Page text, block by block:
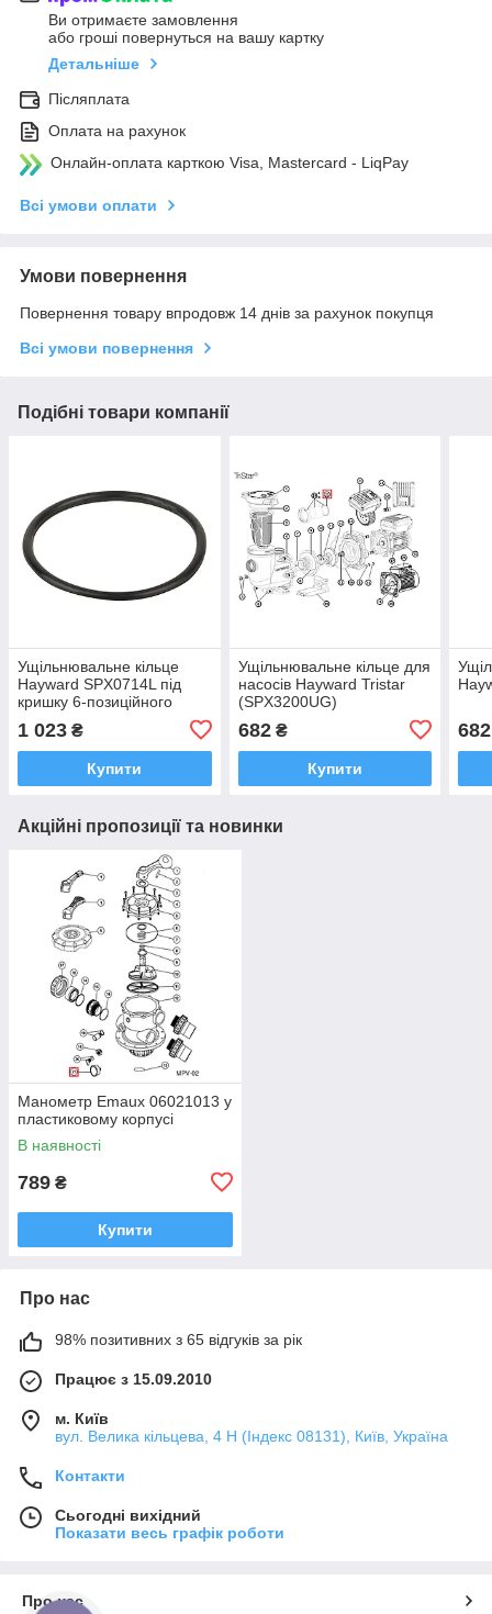
Ви отримаєте замовлення
або гроші повернуться на вашу картку
Детальніше
Післяплата
Оплата на рахунок
Онлайн-оплата карткою Visa, Mastercard - LiqPay
Всі умови оплати
Умови повернення
Повернення товару впродовж 14 днів за рахунок покупця
Всі умови повернення
Подібні товари компанії
Ущільнювальне кільце
Hayward SPX0714L під
кришку 6-позиційного
1 023 ₴
Купити
Ущільнювальне кільце для
насосів Hayward Tristar
(SPX3200UG)
682₴
Купити
682
Акційні пропозиції та новинки
Манометр Emaux 06021013 у
пластиковому корпусі
В наявності
789 ₴
Купити
Про нас
98% позитивних з 65 відгуків за рік
Працює з 15.09.2010
м. Київ
вул. Велика кільцева, 4 Н (Індекс 08131), Київ, Україна
Контакти
Сьогодні вихідний
Показати весь графік роботи
Про нас